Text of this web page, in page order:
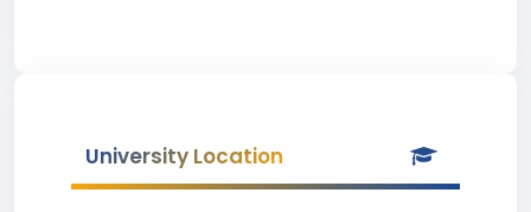
University Location